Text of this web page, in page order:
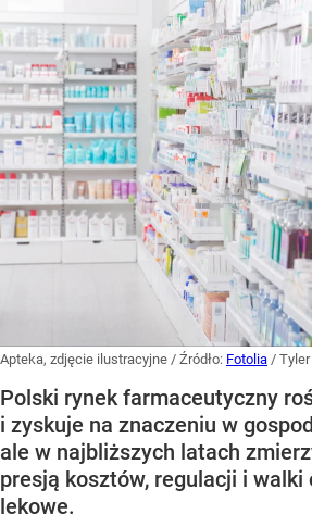
Apteka, zdjęcie ilustracyjne / Źródło: Fotolia /
Polski rynek farmaceutyczny
i zyskuje na znaczeniu w
ale w najbliższych latach
presją kosztów, regulacji i
lekowe.